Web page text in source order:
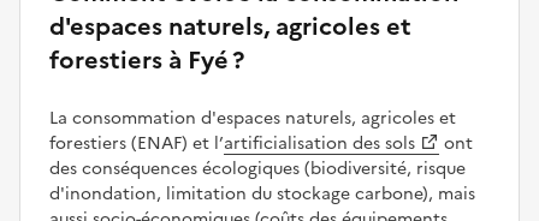
d'espaces naturels, agricoles et
forestiers à Fyé ?
La consommation d'espaces naturels, agricoles et
forestiers (ENAF) et l’artificialisation des sols
ont
des conséquences écologiques (biodiversité, risque
d'inondation, limitation du stockage carbone), mais